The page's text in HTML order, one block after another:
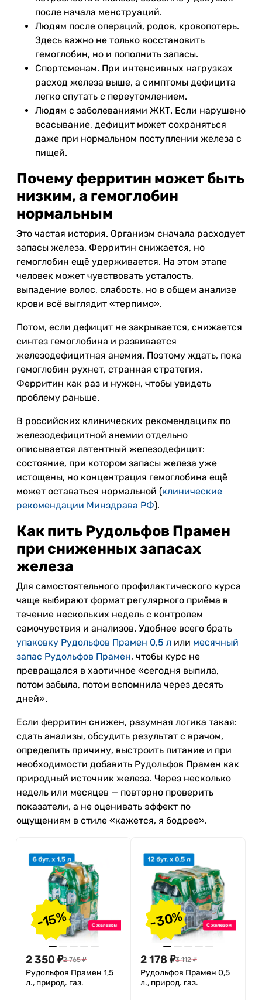
после начала менструаций.
Людям после операций, родов, кровопотерь.
Здесь важно не только восстановить
гемоглобин, но и пополнить запасы.
Спортсменам. При интенсивных нагрузках
расход железа выше, а симптомы дефицита
легко спутать с переутомлением.
Людям с заболеваниями ЖКТ. Если нарушено
всасывание, дефицит может сохраняться
даже при нормальном поступлении железа с
пищей.
Почему ферритин может быть
низким, а гемоглобин
нормальным
Это частая история. Организм сначала расходует
запасы железа. Ферритин снижается, но
гемоглобин ещё удерживается. На этом этапе
человек может чувствовать усталость,
выпадение волос, слабость, но в общем анализе
крови всё выглядит «терпимо».
Потом, если дефицит не закрывается, снижается
синтез гемоглобина и развивается
железодефицитная анемия. Поэтому ждать, пока
гемоглобин рухнет, странная стратегия.
Ферритин как раз и нужен, чтобы увидеть
проблему раньше.
В российских клинических рекомендациях по
железодефицитной анемии отдельно
описывается латентный железодефицит:
состояние, при котором запасы железа уже
истощены, но концентрация гемоглобина ещё
может оставаться нормальной (клинические
рекомендации Минздрава РФ).
Как пить Рудольфов Прамен
при сниженных запасах
железа
Для самостоятельного профилактического курса
чаще выбирают формат регулярного приёма в
течение нескольких недель с контролем
самочувствия и анализов. Удобнее всего брать
упаковку Рудольфов Прамен 0,5 л или месячный
запас Рудольфов Прамен, чтобы курс не
превращался в хаотичное «сегодня выпила,
потом забыла, потом вспомнила через десять
дней».
Если ферритин снижен, разумная логика такая:
сдать анализы, обсудить результат с врачом,
определить причину, выстроить питание и при
необходимости добавить Рудольфов Прамен как
природный источник железа. Через несколько
недель или месяцев — повторно проверить
показатели, а не оценивать эффект по
ощущениям в стиле «кажется, я бодрее».
-15%
2 350 ₽2 765 ₽
Рудольфов Прамен 1,5
л., природ. газ.
-30%
2 178 ₽3 112 ₽
Рудольфов Прамен 0,5
л., природ. газ.